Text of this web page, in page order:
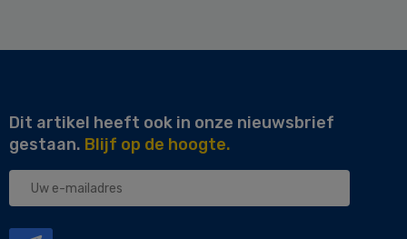
Dit artikel heeft ook in onze nieuwsbrief
gestaan. Blijf op de hoogte.
Uw